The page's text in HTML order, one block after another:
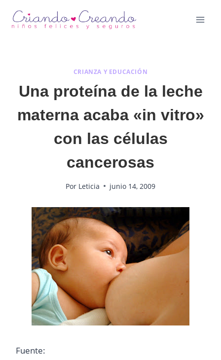
CRIANZA Y EDUCACIÓN
Una proteína de la leche
materna acaba «in vitro»
con las células
cancerosas
Por Leticia junio 14, 2009
Fuente: